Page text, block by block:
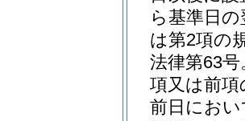
ら基準日
は第2項の
法律第63
項又は前
前日にお